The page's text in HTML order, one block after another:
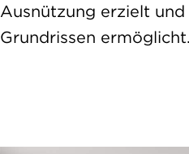
Ausnützung erzielt
Grundrissen ermöglicht.